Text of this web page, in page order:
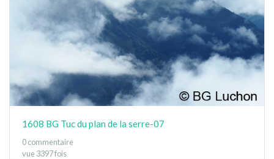
1608 BG Tuc du plan de la serre-07
0 commentaire
vue 3397 fois